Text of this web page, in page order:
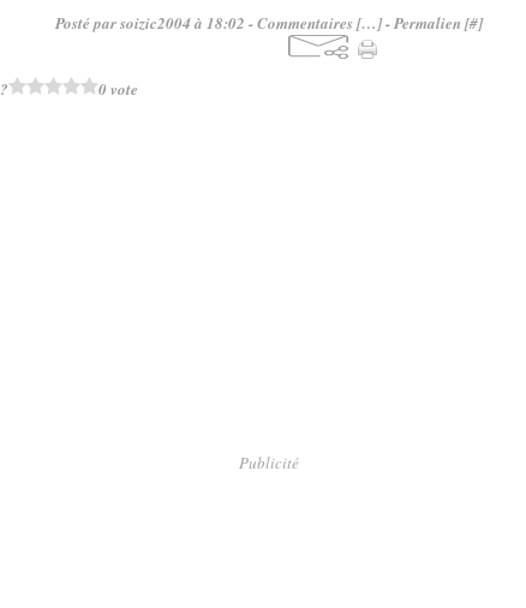
Posté par soizic2004 à 18:02 -Commentaires […]- Permalien [#]
0 vote
Publicité